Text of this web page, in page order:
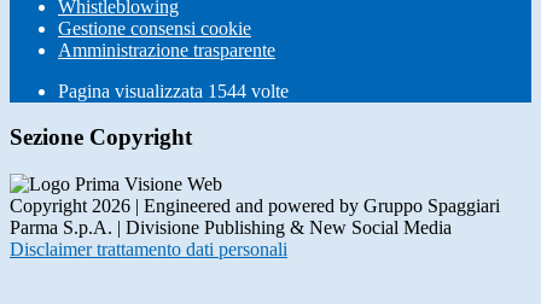
Whistleblowing
Gestione consensi cookie
Amministrazione trasparente
Pagina visualizzata 1544 volte
Sezione Copyright
Copyright 2026 | Engineered and powered by Gruppo Spaggiari
Parma S.p.A. | Divisione Publishing & New Social Media
Disclaimer trattamento dati personali